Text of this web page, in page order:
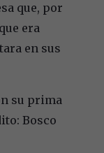
que, por
era
en sus